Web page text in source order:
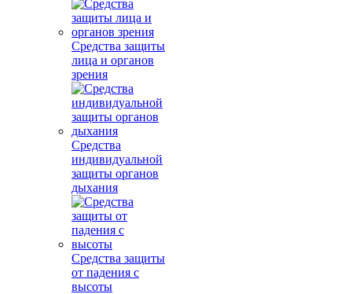
Средства защиты
лица и органов
зрения
Средства
индивидуальной
защиты органов
дыхания
Средства защиты
от падения с
высоты